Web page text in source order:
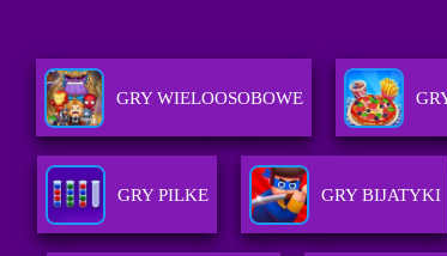
GRY WIELOOSOBOWE
GRY PILKE GRY BIJATYKI